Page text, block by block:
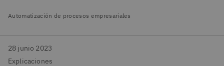
Automatización de procesos empresariales
28 junio 2023
Explicaciones